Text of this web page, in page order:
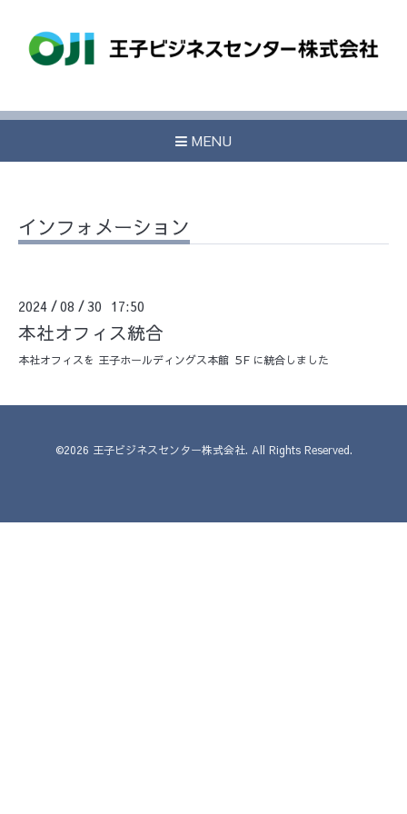
MENU
インフォメーション
2024 /08 /30 17:50
本社オフィス統合
本社オフィスを 王子ホールディングス本館 ５F に統合しました
©2026 王子ビジネスセンター株式会社. All Rights Reserved.